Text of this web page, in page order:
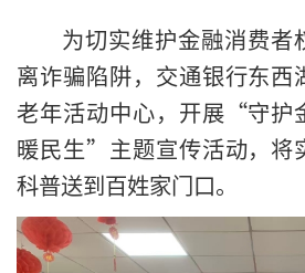
为切实维护金融消费者
离诈骗陷阱，交通银行东西
老年活动中心，开展“守护
暖民生”主题宣传活动，将
科普送到百姓家门口。